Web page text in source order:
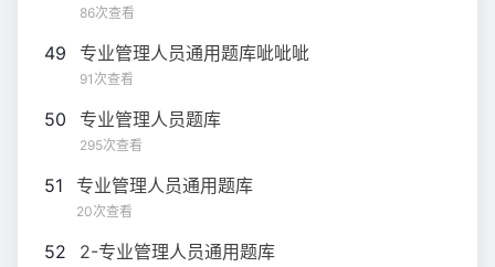
86次查看
49 专业管理人员通用题库呲呲呲
91次查看
50 专业管理人员题库
295次查看
51 专业管理人员通用题库
20次查看
52 2-专业管理人员通用题库